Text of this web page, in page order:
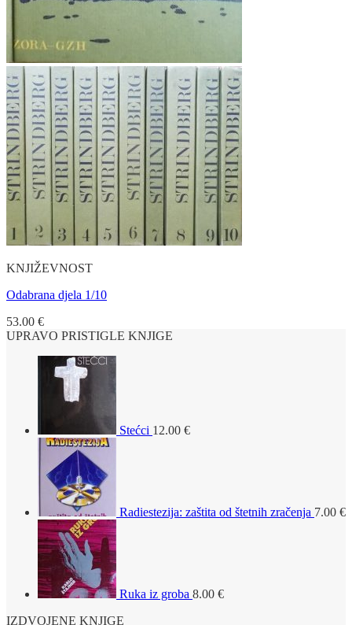
KNJIŽEVNOST
Odabrana djela 1/10
53.00 €
UPRAVO PRISTIGLE KNJIGE
Stećci 12.00 €
Radiestezija: zaštita od štetnih zračenja 7.00 €
Ruka iz groba 8.00 €
IZDVOJENE KNJIGE